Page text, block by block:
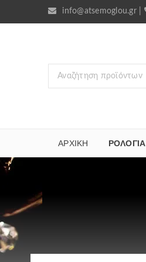
info@atsemoglou.gr|
ΑΡΧΙΚΗ ΡΟΛΟΓΙΑ